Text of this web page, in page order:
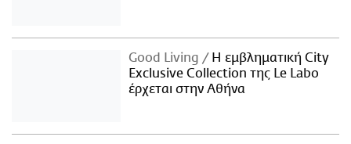
Good Living
Η εμβληματική City
Exclusive Collection της Le Labo
έρχεται στην Αθήνα